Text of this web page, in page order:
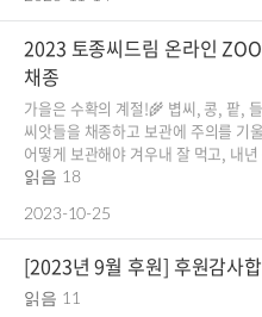
로그인
회원가입
2023 토종씨드림 온라인
채종
가을은 수확의 계절!🌾 볍씨, 콩, 팥,
씨앗들을 채종하고 보관에 주의를 기
어떻게 보관해야 겨우내 잘 먹고, 내
읽음 18
2023-10-25
[2023년 9월 후원] 후원감사
읽음 11